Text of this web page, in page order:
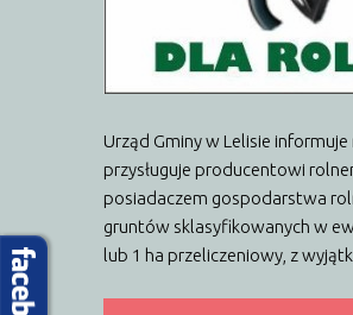
Urząd Gminy w Lelisie
przysługuje producentowi
posiadaczem gospodarstwa
gruntów sklasyfikowanych w
lub 1 ha przeliczeniowy, z